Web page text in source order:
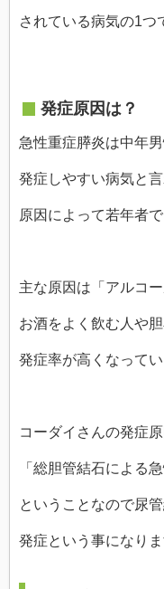
されている病気の1つ
発症原因は？
急性重症膵炎は中年
発症しやすい病気と言
原因によって若年者
主な原因は「アルコー
お酒をよく飲む人や
発症率が高くなってい
コーダイさんの発症
「総胆管結石による
ということなので尿
発症という事になりま